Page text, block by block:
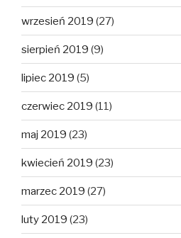
wrzesień 2019 (27)
sierpień 2019 (9)
lipiec 2019 (5)
czerwiec 2019 (11)
maj 2019 (23)
kwiecień 2019 (23)
marzec 2019 (27)
luty 2019 (23)